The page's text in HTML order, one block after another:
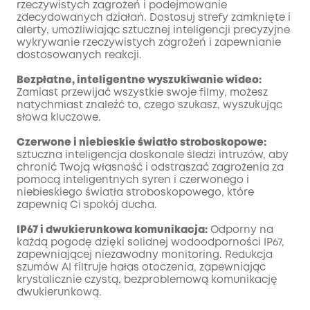
rzeczywistych zagrożeń i podejmowanie
zdecydowanych działań. Dostosuj strefy zamknięte i
alerty, umożliwiając sztucznej inteligencji precyzyjne
wykrywanie rzeczywistych zagrożeń i zapewnianie
dostosowanych reakcji.
Bezpłatne, inteligentne wyszukiwanie wideo:
Zamiast przewijać wszystkie swoje filmy, możesz
natychmiast znaleźć to, czego szukasz, wyszukując
słowa kluczowe.
Czerwone i niebieskie światło stroboskopowe:
sztuczna inteligencja doskonale śledzi intruzów, aby
chronić Twoją własność i odstraszać zagrożenia za
pomocą inteligentnych syren i czerwonego i
niebieskiego światła stroboskopowego, które
zapewnią Ci spokój ducha.
IP67 i dwukierunkowa komunikacja: Odporny na
każdą pogodę dzięki solidnej wodoodporności IP67,
zapewniającej niezawodny monitoring. Redukcja
szumów AI filtruje hałas otoczenia, zapewniając
krystalicznie czystą, bezproblemową komunikację
dwukierunkową.